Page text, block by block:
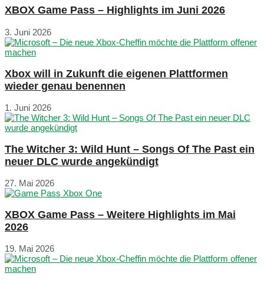
XBOX Game Pass – Highlights im Juni 2026
3. Juni 2026
Xbox will in Zukunft die eigenen Plattformen
wieder genau benennen
1. Juni 2026
The Witcher 3: Wild Hunt – Songs Of The Past ein
neuer DLC wurde angekündigt
27. Mai 2026
XBOX Game Pass – Weitere Highlights im Mai
2026
19. Mai 2026